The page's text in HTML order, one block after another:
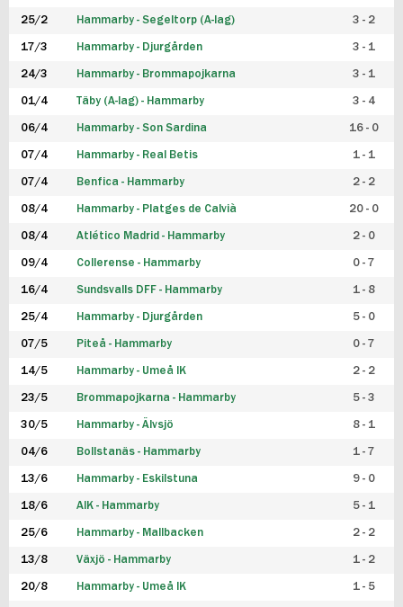
FUTSAL HERR
FUTSAL DAM
25/2 Hammarby - Segeltorp (A-lag) 3 - 2
17/3 Hammarby - Djurgården 3 - 1
24/3 Hammarby - Brommapojkarna 3 - 1
01/4 Täby (A-lag) - Hammarby 3 - 4
06/4 Hammarby - Son Sardina 16 - 0
07/4 Hammarby - Real Betis 1 - 1
07/4 Benfica - Hammarby 2 - 2
08/4 Hammarby - Platges de Calvià 20 - 0
08/4 Atlético Madrid - Hammarby 2 - 0
09/4 Collerense - Hammarby 0 - 7
16/4 Sundsvalls DFF - Hammarby 1 - 8
25/4 Hammarby - Djurgården 5 - 0
07/5 Piteå - Hammarby 0 - 7
14/5 Hammarby - Umeå IK 2 - 2
23/5 Brommapojkarna - Hammarby 5 - 3
30/5 Hammarby - Älvsjö 8 - 1
04/6 Bollstanäs - Hammarby 1 - 7
13/6 Hammarby - Eskilstuna 9 - 0
18/6 AIK - Hammarby 5 - 1
25/6 Hammarby - Mallbacken 2 - 2
13/8 Växjö - Hammarby 1 - 2
20/8 Hammarby - Umeå IK 1 - 5